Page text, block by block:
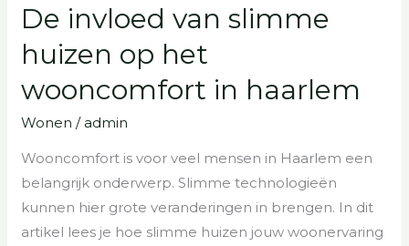
De invloed van slimme
huizen op het
wooncomfort in haarlem
Wonen / admin
Wooncomfort is voor veel mensen in Haarlem een
belangrijk onderwerp. Slimme technologieën
kunnen hier grote veranderingen in brengen. In dit
artikel lees je hoe slimme huizen jouw woonervaring
De
van
slimme
het
wooncomfort
in
haarlem